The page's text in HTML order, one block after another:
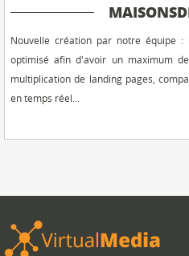
Nouvelle création par notre équipe
optimisé afin d'avoir un maximum
multiplication de landing pages,
en temps réel...